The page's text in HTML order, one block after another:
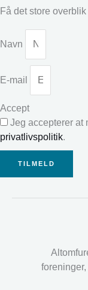
Få det store
Navn
E-mail
Accept
Jeg accepterer at
privatlivspolitik.
TILMELD